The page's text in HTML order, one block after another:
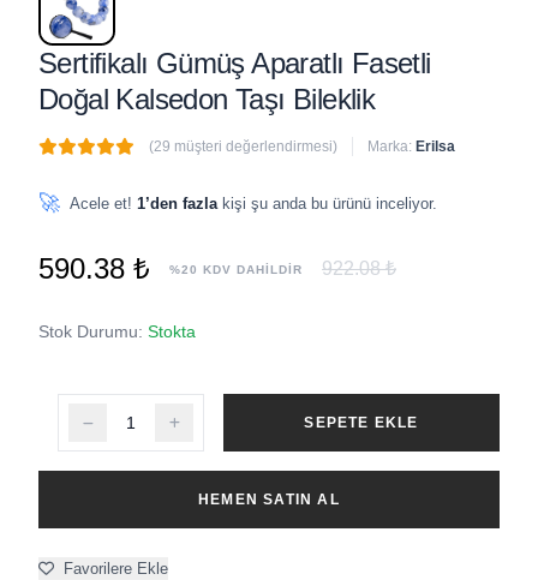
Sertifikalı Gümüş Aparatlı Fasetli
Doğal Kalsedon Taşı Bileklik
(29 müşteri değerlendirmesi) Marka: Erilsa
🚀 Acele et! 1’den fazla kişi şu anda bu ürünü inceliyor.
590.38 ₺ %20 KDV DAHİLDİR 922.08 ₺
Stok Durumu: Stokta
SEPETE EKLE
HEMEN SATIN AL
Favorilere Ekle